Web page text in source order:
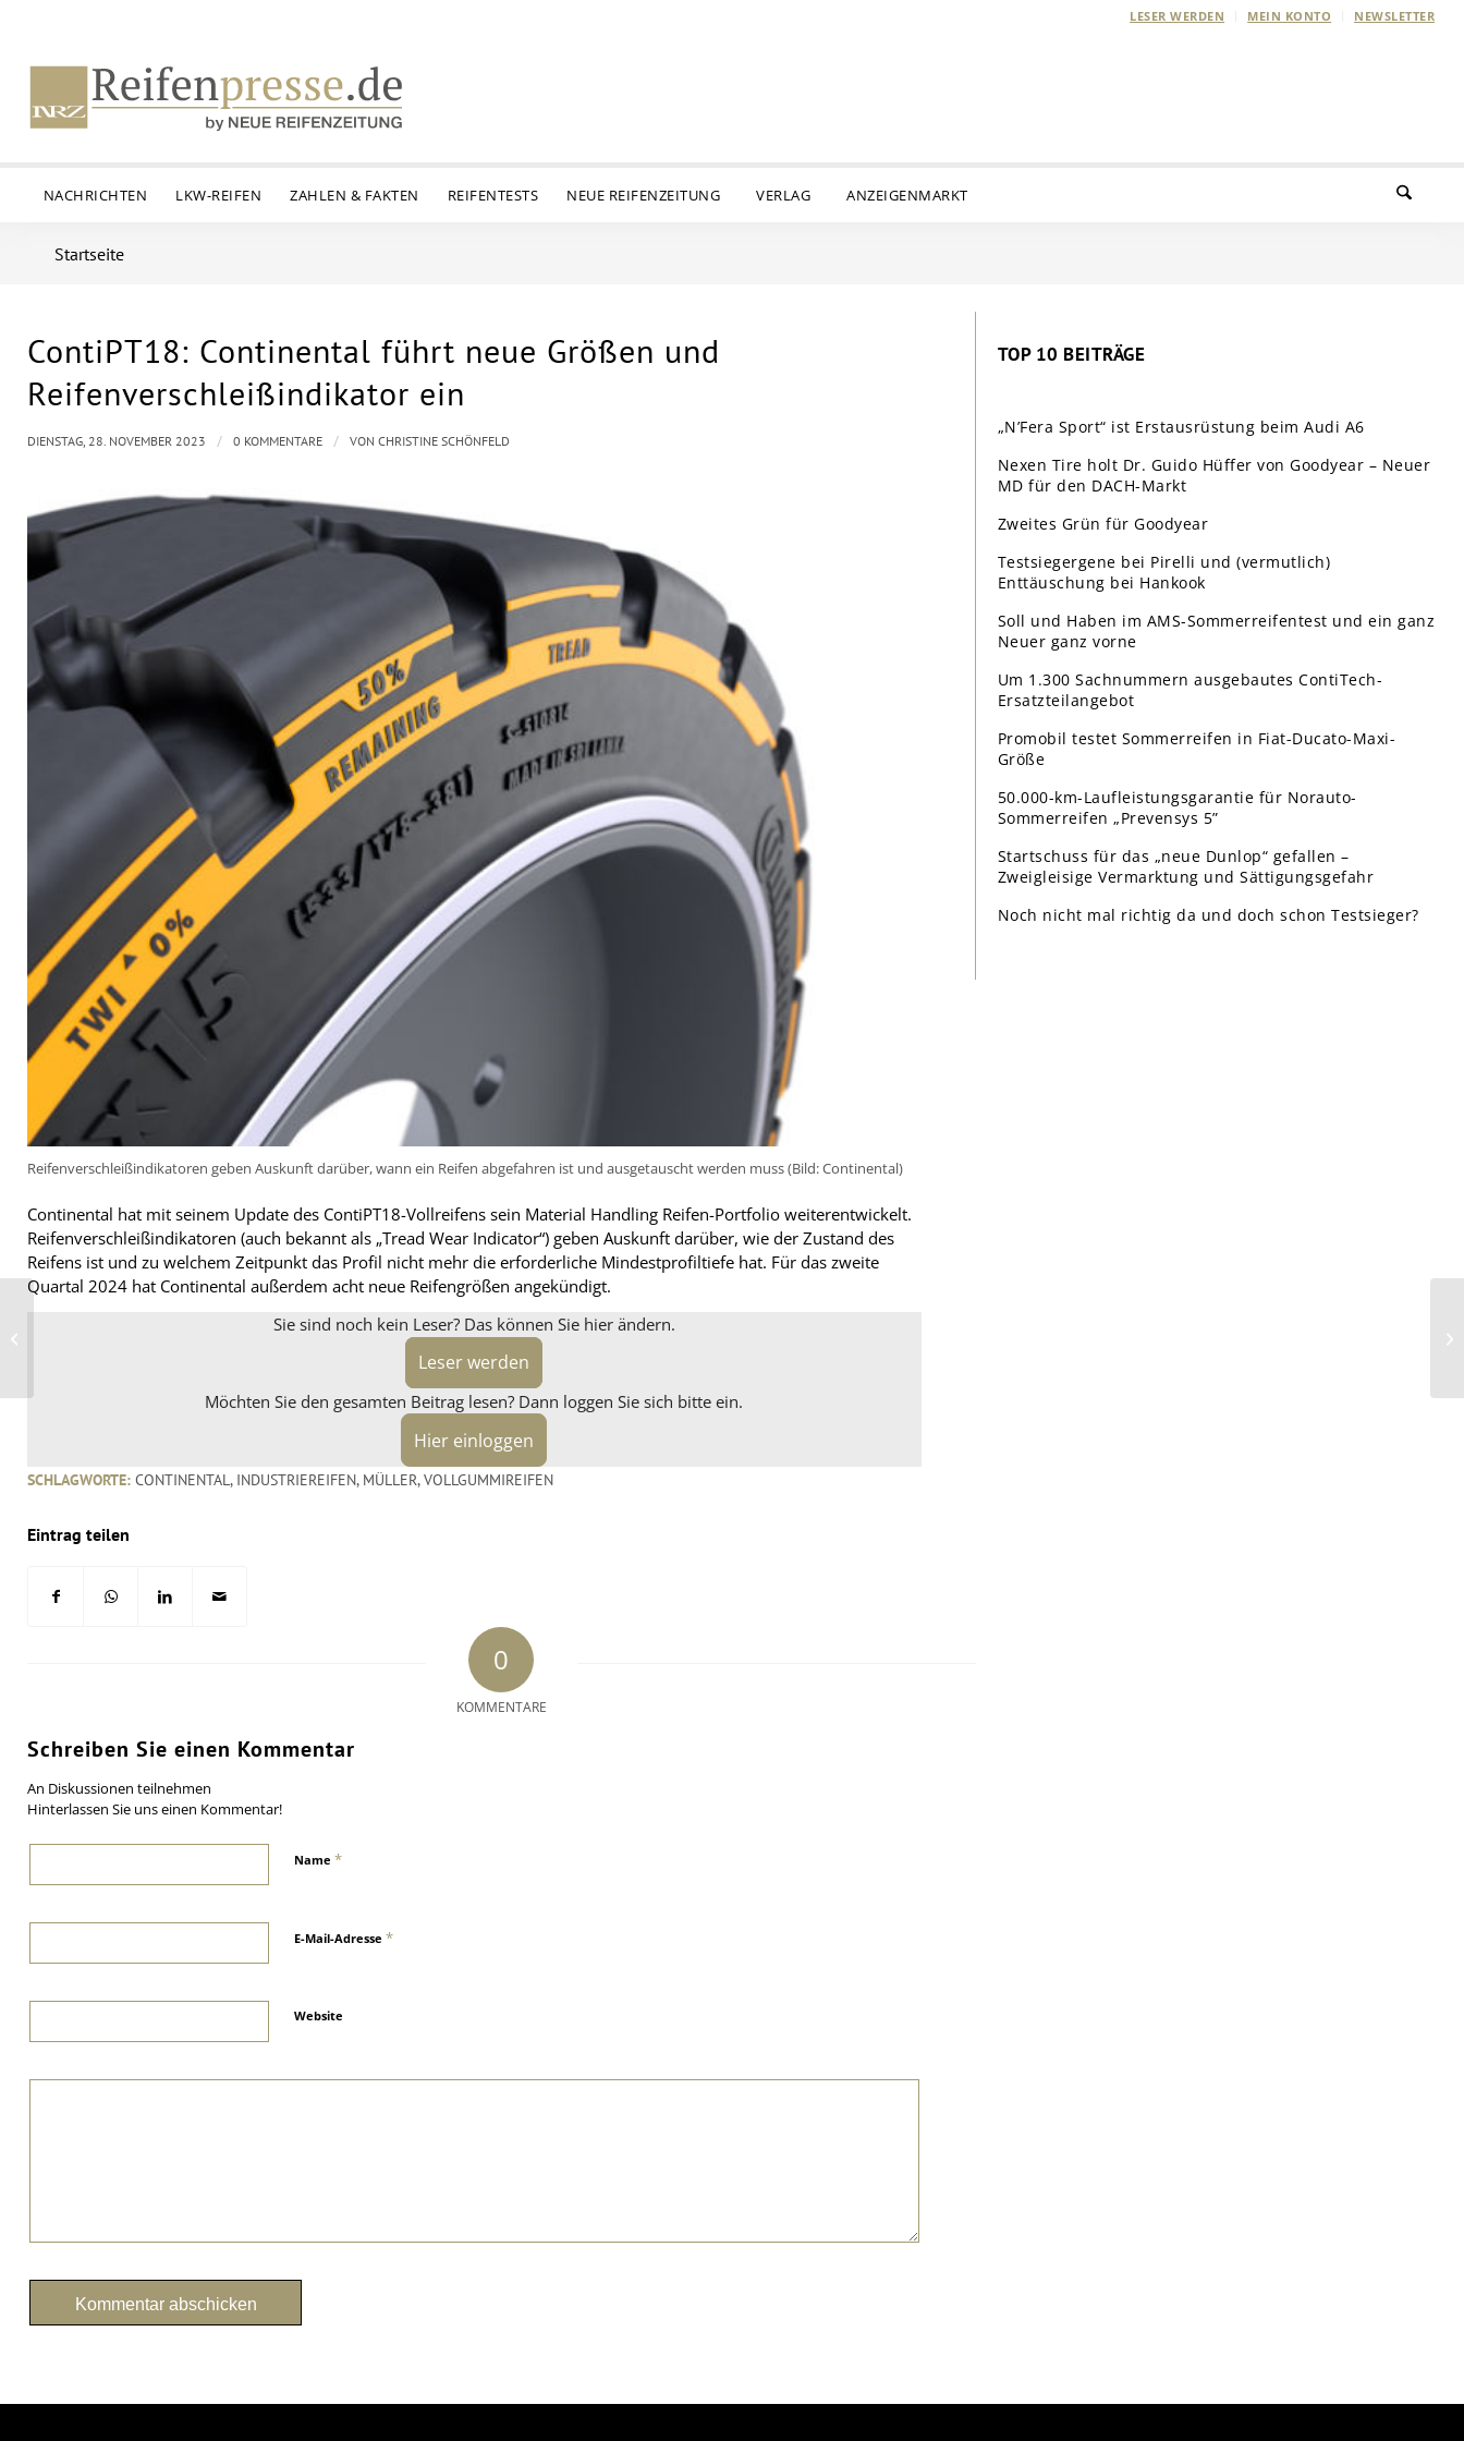
LESER WERDEN MEIN KONTO NEWSLETTER
NACHRICHTEN LKW-REIFEN ZAHLEN & FAKTEN REIFENTESTS NEUE REIFENZEITUNG VERLAG ANZEIGENMARKT
Startseite
ContiPT18: Continental führt neue Größen und
Reifenverschleißindikator ein
Reifenverschleißindikatoren geben Auskunft darüber, wann ein Reifen abgefahren ist und ausgetauscht werden muss (Bild: Continental)
Continental hat mit seinem Update des ContiPT18-Vollreifens sein Material Handling Reifen-Portfolio weiterentwickelt.
Reifenverschleißindikatoren (auch bekannt als „Tread Wear Indicator“) geben Auskunft darüber, wie der Zustand des
Reifens ist und zu welchem Zeitpunkt das Profil nicht mehr die erforderliche Mindestprofiltiefe hat. Für das zweite
Quartal 2024 hat Continental außerdem acht neue Reifengrößen angekündigt.
Sie sind noch kein Leser? Das können Sie hier ändern.
Leser werden
Möchten Sie den gesamten Beitrag lesen? Dann loggen Sie sich bitte ein.
Hier einloggen
DIENSTAG, 28. NOVEMBER 2023 / 0 KOMMENTARE / VON CHRISTINE SCHÖNFELD
SCHLAGWORTE: CONTINENTAL, INDUSTRIEREIFEN, MÜLLER,VOLLGUMMIREIFEN
Eintrag teilen
0
KOMMENTARE
Schreiben Sie einen Kommentar
An Diskussionen teilnehmen
Hinterlassen Sie uns einen Kommentar!
Name *
E-Mail-Adresse *
Website
TOP 10 BEITRÄGE
„N’Fera Sport“ ist Erstausrüstung beim Audi A6
Nexen Tire holt Dr. Guido Hüffer von Goodyear – Neuer
MD für den DACH-Markt
Zweites Grün für Goodyear
Testsiegergene bei Pirelli und (vermutlich)
Enttäuschung bei Hankook
Soll und Haben im AMS-Sommerreifentest und ein ganz
Neuer ganz vorne
Um 1.300 Sachnummern ausgebautes ContiTech-
Ersatzteilangebot
Promobil testet Sommerreifen in Fiat-Ducato-Maxi-
Größe
50.000-km-Laufleistungsgarantie für Norauto-
Sommerreifen „Prevensys 5”
Startschuss für das „neue Dunlop“ gefallen –
Zweigleisige Vermarktung und Sättigungsgefahr
Noch nicht mal richtig da und doch schon Testsieger?